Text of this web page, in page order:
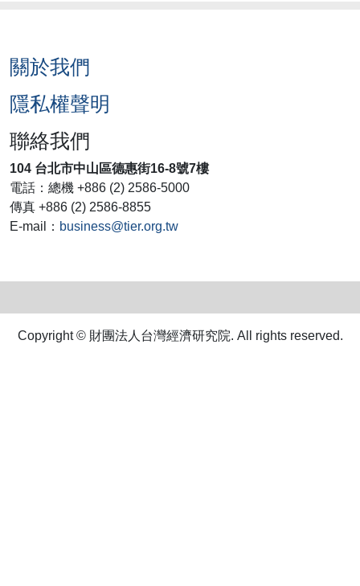
關於我們
隱私權聲明
聯絡我們
104 台北市中山區德惠街16-8號7樓
電話：總機 +886 (2) 2586-5000
傳真 +886 (2) 2586-8855
E-mail： business@tier.org.tw
Copyright © 財團法人台灣經濟研究院. All rights reserved.